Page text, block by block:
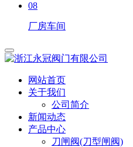
08
厂房车间
网站首页
关于我们
公司简介
新闻动态
产品中心
刀闸阀(刀型闸阀)